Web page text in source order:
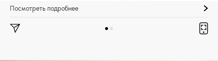
Посмотреть подробнее